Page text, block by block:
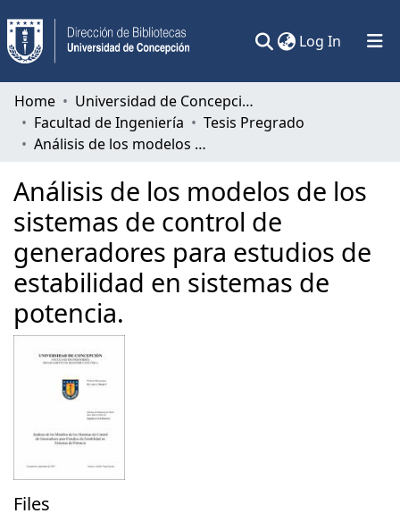
Log In (current)
Communities & Collections
All of DSpace
Home
Universidad de Concepción
Facultad de Ingeniería
Tesis Pregrado
Análisis de los modelos de los sistemas de control de generadores para estudios de estabilidad en sistemas de potencia.
Análisis de los modelos de los
sistemas de control de
generadores para estudios de
estabilidad en sistemas de
potencia.
Files